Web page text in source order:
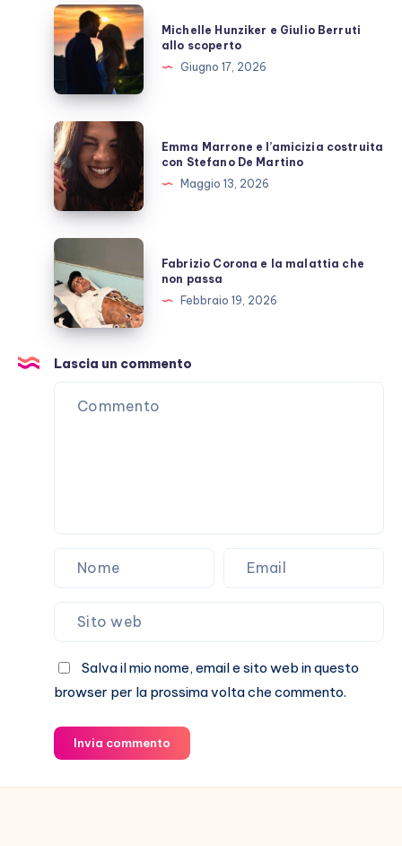
inutili
polemiche
Michelle
Hunziker
e
Berruti
allo
scoperto
Michelle Hunziker e Giulio Berruti
allo scoperto
Giugno 17, 2026
Emma
Marrone
e
l’amicizia
costruita
con
Stefano
De
Martino
Emma Marrone e l’amicizia costruita
con Stefano De Martino
Maggio 13, 2026
Fabrizio
Corona
e
la
malattia
che
non
passa
Fabrizio Corona e la malattia che
non passa
Febbraio 19, 2026
Lascia un commento
Salva il mio nome, email e sito web in questo
browser per la prossima volta che commento.
Invia commento